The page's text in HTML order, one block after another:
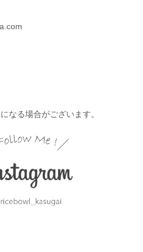
プレート数量限定販売！
。。。ワンプレートで彩りよく
来ましたか？お粥に麺類と色々
ょうか？
なる場合がございます。